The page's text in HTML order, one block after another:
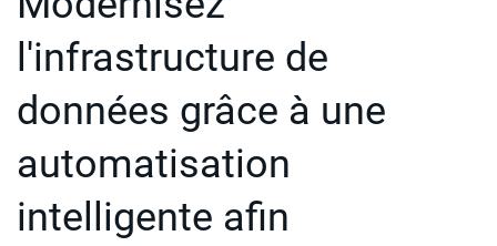
l'infrastructure de
données grâce à une
automatisation
intelligente afin